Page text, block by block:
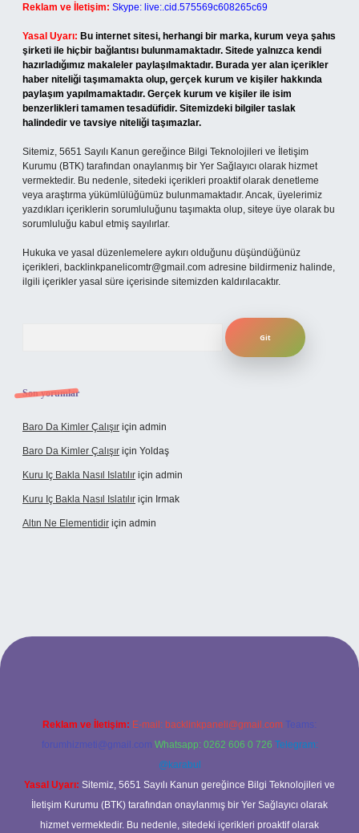
Reklam ve İletişim: Skype: live:.cid.575569c608265c69
Yasal Uyarı: Bu internet sitesi, herhangi bir marka, kurum veya şahıs
şirketi ile hiçbir bağlantısı bulunmamaktadır. Sitede yalnızca kendi
hazırladığımız makaleler paylaşılmaktadır. Burada yer alan içerikler
haber niteliği taşımamakta olup, gerçek kurum ve kişiler hakkında
paylaşım yapılmamaktadır. Gerçek kurum ve kişiler ile isim
benzerlikleri tamamen tesadüfidir. Sitemizdeki bilgiler taslak
halindedir ve tavsiye niteliği taşımazlar.
Sitemiz, 5651 Sayılı Kanun gereğince Bilgi Teknolojileri ve İletişim
Kurumu (BTK) tarafından onaylanmış bir Yer Sağlayıcı olarak hizmet
vermektedir. Bu nedenle, sitedeki içerikleri proaktif olarak denetleme
veya araştırma yükümlülüğümüz bulunmamaktadır. Ancak, üyelerimiz
yazdıkları içeriklerin sorumluluğunu taşımakta olup, siteye üye olarak bu
sorumluluğu kabul etmiş sayılırlar.
Hukuka ve yasal düzenlemelere aykırı olduğunu düşündüğünüz
içerikleri, backlinkpanelicomtr@gmail.com adresine bildirmeniz halinde,
ilgili içerikler yasal süre içerisinde sitemizden kaldırılacaktır.
Son yorumlar
Baro Da Kimler Çalışır için admin
Baro Da Kimler Çalışır için Yoldaş
Kuru Iç Bakla Nasıl Islatılır için admin
Kuru Iç Bakla Nasıl Islatılır için Irmak
Altın Ne Elementidir için admin
giriş
Reklam ve İletişim: E-mail: backlinkpaneli@gmail.com Teams:
forumhizmeti@gmail.com Whatsapp: 0262 606 0 726 Telegram:
@karabul
Yasal Uyarı: Sitemiz, 5651 Sayılı Kanun gereğince Bilgi Teknolojileri ve
İletişim Kurumu (BTK) tarafından onaylanmış bir Yer Sağlayıcı olarak
hizmet vermektedir. Bu nedenle, sitedeki içerikleri proaktif olarak